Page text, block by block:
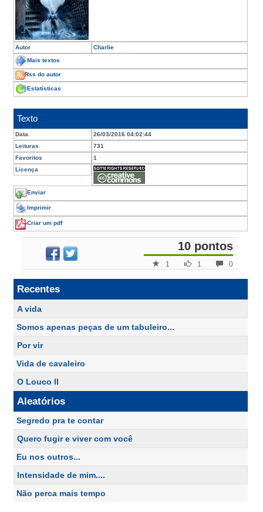
Autor Charlie
Mais textos
Rss do autor
Estatísticas
Texto
Data
26/03/2016 04:02:44
Leituras
731
Favoritos
1
Licença
Enviar
Imprimir
Criar um pdf
10 pontos
0
1
1
Recentes
A vida
Somos apenas peças de um tabuleiro...
Por vir
Vida de cavaleiro
O Louco II
Aleatórios
Segredo pra te contar
Quero fugir e viver com você
Eu nos outros...
Intensidade de mim....
Não perca mais tempo